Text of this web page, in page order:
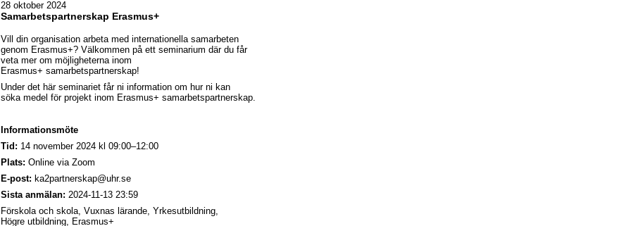
28 oktober 2024
Samarbetspartnerskap Erasmus+
Vill din organisation arbeta med internationella samarbeten
genom Erasmus+? Välkommen på ett seminarium där du får
veta mer om möjligheterna inom
Erasmus+ samarbetspartnerskap!
Under det här seminariet får ni information om hur ni kan
söka medel för projekt inom Erasmus+ samarbetspartnerskap.
Informationsmöte
Tid: 14 november 2024 kl 09:00–12:00
Plats: Online via Zoom
E-post: ka2partnerskap@uhr.se
Sista anmälan: 2024-11-13 23:59
Förskola och skola, Vuxnas lärande, Yrkesutbildning,
Högre utbildning, Erasmus+